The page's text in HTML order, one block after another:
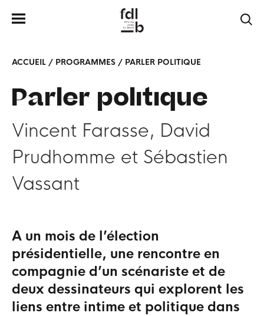
ACCUEIL / PROGRAMMES / PARLER POLITIQUE
Parler politique
Vincent Farasse David
Prudhomme
Sébastien
Vassant
A un mois de l’élection
présidentielle, une rencontre en
compagnie d’un scénariste et de
deux dessinateurs qui explorent les
liens entre intime et politique dans